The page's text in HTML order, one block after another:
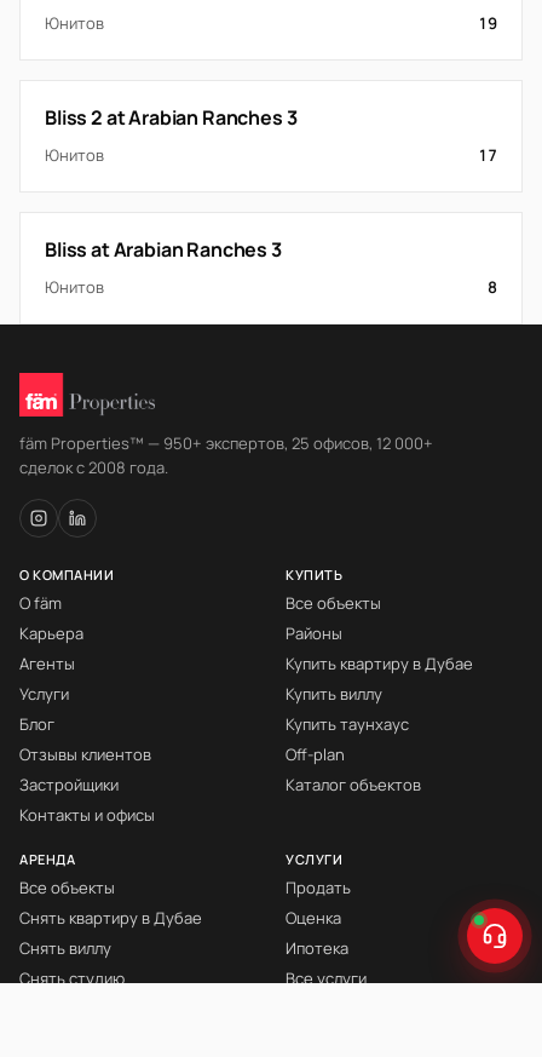
Юнитов 19
Bliss 2 at Arabian Ranches 3
Юнитов 17
Bliss at Arabian Ranches 3
Юнитов 8
fäm Properties™ — 950+ экспертов, 25 офисов, 12 000+
сделок с 2008 года.
О КОМПАНИИ
О fäm
Карьера
Агенты
Услуги
Блог
Отзывы клиентов
Застройщики
Контакты и офисы
КУПИТЬ
Все объекты
Районы
Купить квартиру в Дубае
Купить виллу
Купить таунхаус
Off-plan
Каталог объектов
АРЕНДА
Все объекты
Снять квартиру в Дубае
Снять виллу
Снять студию
УСЛУГИ
Продать
Оценка
Ипотека
Все услуги